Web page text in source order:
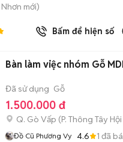
Nhơn mới)
Bấm để hiện số
Bàn làm việc nhóm Gỗ
Đã sử dụng Gỗ
1.500.000 đ
Q. Gò Vấp (P. Thông Tây Hội
Đồ Cũ Phương Vy 4.6 1 đã